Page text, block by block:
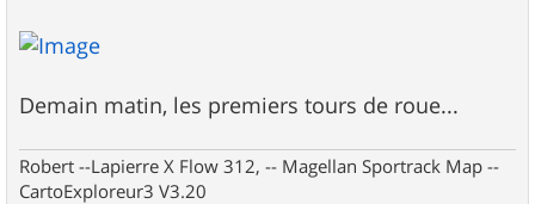
Demain matin, les premiers tours de roue...
Robert --Lapierre X Flow 312, -- Magellan Sportrack Map --
CartoExploreur3 V3.20